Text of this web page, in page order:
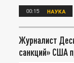
00:15 НАУКА
Журналист
санкций» США